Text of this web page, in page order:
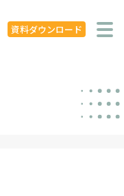
資料ダウンロード